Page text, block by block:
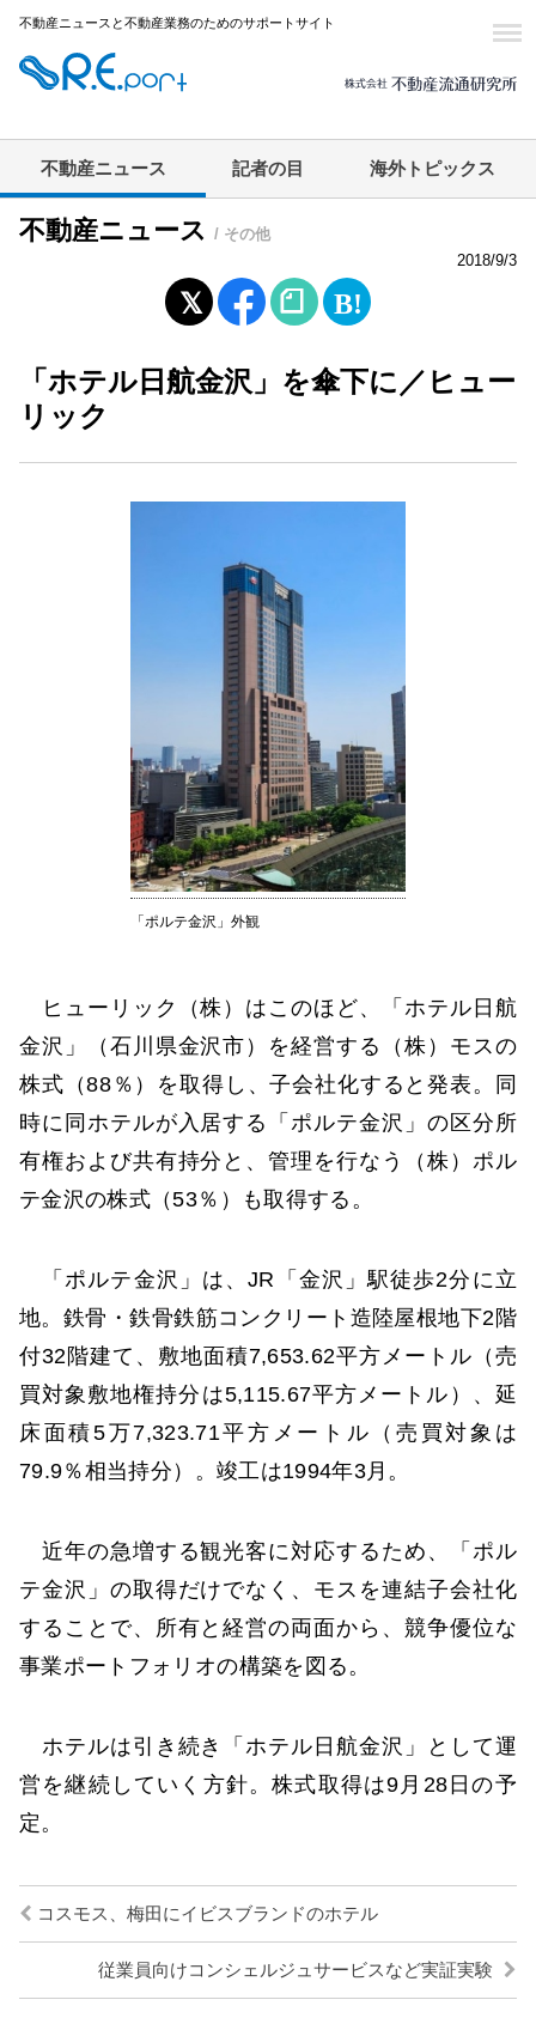
不動産ニュースと不動産業務のためのサポートサイト
不動産ニュース 記者の目 海外トピックス
不動産ニュース / その他
2018/9/3
「ホテル日航金沢」を傘下に／ヒュー
リック
「ポルテ金沢」外観
ヒューリック（株）はこのほど、「ホテル日航
金沢」（石川県金沢市）を経営する（株）モスの
株式（88％）を取得し、子会社化すると発表。同
時に同ホテルが入居する「ポルテ金沢」の区分所
有権および共有持分と、管理を行なう（株）ポル
テ金沢の株式（53％）も取得する。
「ポルテ金沢」は、JR「金沢」駅徒歩2分に立
地。鉄骨・鉄骨鉄筋コンクリート造陸屋根地下2階
付32階建て、敷地面積7,653.62平方メートル（売
買対象敷地権持分は5,115.67平方メートル）、延
床面積5万7,323.71平方メートル（売買対象は
79.9％相当持分）。竣工は1994年3月。
近年の急増する観光客に対応するため、「ポル
テ金沢」の取得だけでなく、モスを連結子会社化
することで、所有と経営の両面から、競争優位な
事業ポートフォリオの構築を図る。
ホテルは引き続き「ホテル日航金沢」として運
営を継続していく方針。株式取得は9月28日の予
定。
コスモス、梅田にイビスブランドのホテル
従業員向けコンシェルジュサービスなど実証実験